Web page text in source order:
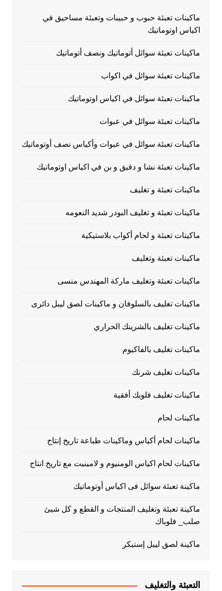
ماكينات تعبئة حبوب و حبيبات وتعبئة مساحيق في
اكياس اوتوماتيك
ماكينات تعبئة سوائل أتوماتيك ونصف أتوماتيك
ماكينات تعبئة سوائل في اكواب
ماكينات تعبئة سوائل في اكياس اوتوماتيك
ماكينات تعبئة سوائل في عبوات
ماكينات تعبئة سوائل في عبوات وأكياس نصف أوتوماتيك
ماكينات تعبئة نشا و دقيق و بن في اكياس اوتوماتيك
ماكينات تعبئة و تغليف
ماكينات تعبئة و تغليف البودر شديد النعومه
ماكينات تعبئة و لحام أكواب بلاستيكية
ماكينات تعبئة وتغليف
ماكينات تعبئة وتغليف ماركة المهندس منسى
ماكينات تغليف بالسلوفان و ماكينات لصق ليبل دائرى
ماكينات تغليف بالشرينك الحراري
ماكينات تغليف بالفاكيوم
ماكينات تغليف شرنك
ماكينات تغليف فلوبك أفقية
ماكينات لحام
ماكينات لحام أكياس وماكينات طباعة تاريخ إنتاج
ماكينات لحام اكياس الومنيوم و لامينيت مع تاريخ انتاج
ماكينة تعبئة سوائل فى اكياس أوتوماتيك
ماكينة تعبئة وتغليف المنتجات و القطع و كل شيئ
صلب_ فلوباك
ماكينة لصق ليبل إستيكر
التعبئة والتغليف